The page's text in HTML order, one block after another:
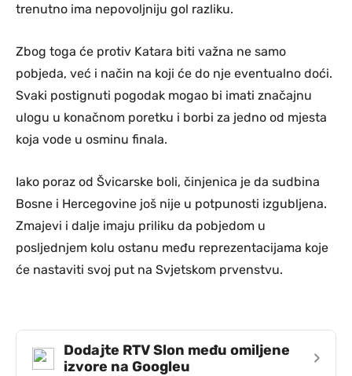
trenutno ima nepovoljniju gol razliku.
Zbog toga će protiv Katara biti važna ne samo
pobjeda, već i način na koji će do nje eventualno doći.
Svaki postignuti pogodak mogao bi imati značajnu
ulogu u konačnom poretku i borbi za jedno od mjesta
koja vode u osminu finala.
Iako poraz od Švicarske boli, činjenica je da sudbina
Bosne i Hercegovine još nije u potpunosti izgubljena.
Zmajevi i dalje imaju priliku da pobjedom u
posljednjem kolu ostanu među reprezentacijama koje
će nastaviti svoj put na Svjetskom prvenstvu.
Dodajte RTV Slon među omiljene
izvore na Googleu
›